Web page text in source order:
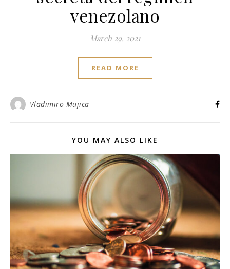
venezolano
March 29, 2021
READ MORE
Vladimiro Mujica
YOU MAY ALSO LIKE